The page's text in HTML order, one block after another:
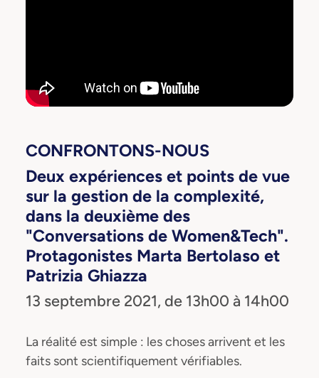
CONFRONTONS-NOUS
Deux expériences et points de vue
sur la gestion de la complexité,
dans la deuxième des
"Conversations de Women&Tech".
Protagonistes Marta Bertolaso et
Patrizia Ghiazza
13 septembre 2021, de 13h00 à 14h00
La réalité est simple : les choses arrivent et les
faits sont scientifiquement vérifiables.